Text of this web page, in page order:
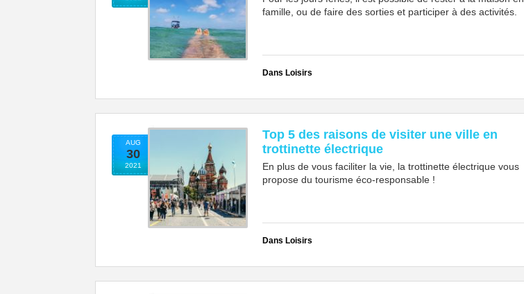
famille, ou de faire des sorties et participer à des activités.
Dans Loisirs
AUG
30
2021
Top 5 des raisons de visiter une ville en
trottinette électrique
En plus de vous faciliter la vie, la trottinette électrique vous
propose du tourisme éco-responsable !
Dans Loisirs